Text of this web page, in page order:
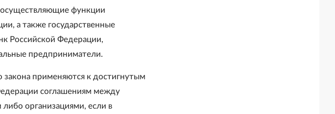
осуществляющие функции
а также государственные
Российской Федерации,
предприниматели.
применяются к достигнутым
соглашениям между
организациями, если в